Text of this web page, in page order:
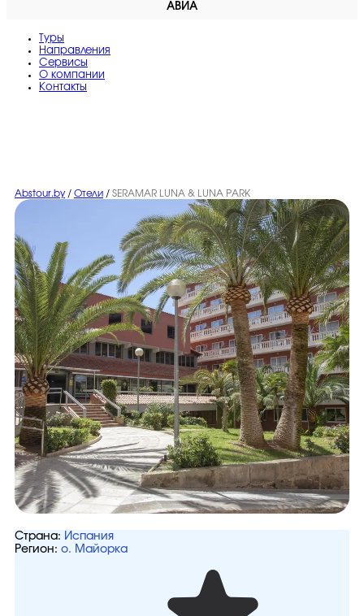
АВИА
Туры
Направления
Сервисы
O компании
Контакты
Abstour.by / Отели / SERAMAR LUNA & LUNA PARK
Страна: Испания
Регион: о. Майорка